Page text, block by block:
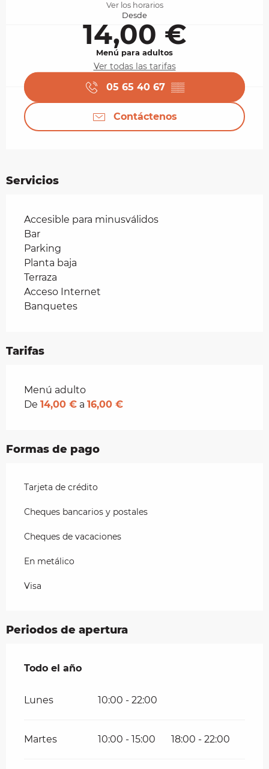
Ver los horarios
Desde
14,00 €
Menú para adultos
Ver todas las tarifas
05 65 40 67 ▒▒
Contáctenos
Servicios
Accesible para minusválidos
Bar
Parking
Planta baja
Terraza
Acceso Internet
Banquetes
Tarifas
Tarifas 2026
Menú adulto
De 14,00 € a 16,00 €
Formas de pago
Tarjeta de crédito
Cheques bancarios y postales
Cheques de vacaciones
En metálico
Visa
Periodos de apertura
Todo el año
Todo el año
Lunes 10:00 - 22:00
Martes 10:00 - 15:00 18:00 - 22:00